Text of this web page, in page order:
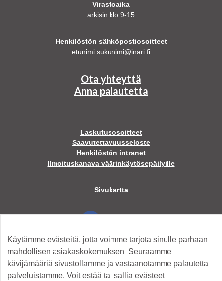
Virastoaika
arkisin klo 9-15
Henkilöstön sähköpostiosoitteet
etunimi.sukunimi@inari.fi
Ota yhteyttä
Anna palautetta
Laskutusosoitteet
Saavutettavuusseloste
Henkilöstön intranet
Ilmoituskanava väärinkäytösepäilyille
Sivukartta
Twitter
Instagram
Käytämme evästeitä, jotta voimme tarjota sinulle parhaan
mahdollisen asiakaskokemuksen Seuraamme
kävijämääriä sivustollamme ja vastaanotamme palautetta
palveluistamme. Voit estää tai sallia evästeet